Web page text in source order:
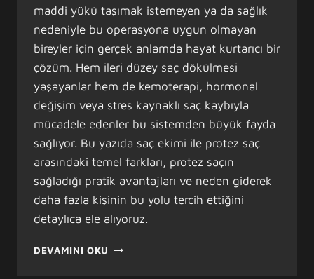
maddi yükü taşımak istemeyen ya da sağlık
nedeniyle bu operasyona uygun olmayan
bireyler için gerçek anlamda hayat kurtarıcı bir
çözüm. Hem ileri düzey saç dökülmesi
yaşayanlar hem de kemoterapi, hormonal
değişim veya stres kaynaklı saç kaybıyla
mücadele edenler bu sistemden büyük fayda
sağlıyor. Bu yazıda saç ekimi ile protez saç
arasındaki temel farkları, protez saçın
sağladığı pratik avantajları ve neden giderek
daha fazla kişinin bu yolu tercih ettiğini
detaylıca ele alıyoruz.
DEVAMINI OKU SAÇ